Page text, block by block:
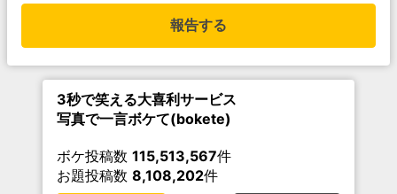
報告する
3秒で笑える大喜利サービス
写真で一言ボケて(bokete)
ボケ投稿数 115,513,567件
お題投稿数 8,108,202件